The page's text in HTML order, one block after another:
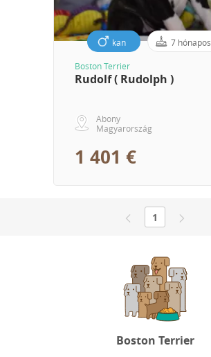
kan 7 hónapos
Boston Terrier
Rudolf ( Rudolph )
Abony
Magyarország
1 401 €
1
Boston Terrier